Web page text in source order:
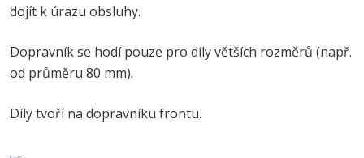
dojít k úrazu obsluhy.
Dopravník se hodí pouze pro díly větších rozměrů (např.
od průměru 80 mm).
Díly tvoří na dopravníku frontu.